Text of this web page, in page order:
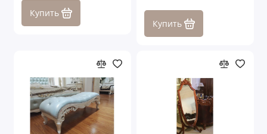
Купить
Купить